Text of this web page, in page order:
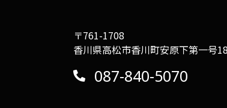
〒761-1708
香川県高松市香川町安原下第一号
087-840-5070